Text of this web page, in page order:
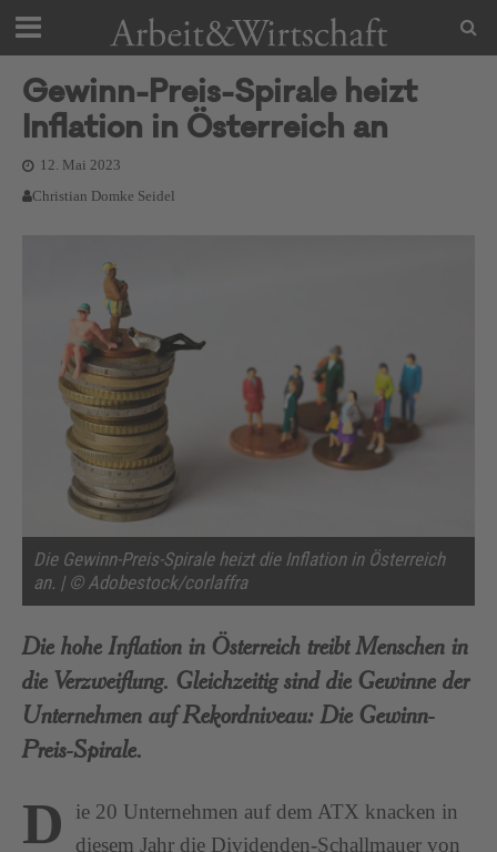
Gewinn-Preis-Spirale heizt
Inflation in Österreich an
12. Mai 2023
Christian Domke Seidel
Die Gewinn-Preis-Spirale heizt die Inflation in Österreich
an. | © Adobestock/corlaffra
Die hohe Inflation in Österreich treibt Menschen in
die Verzweiflung. Gleichzeitig sind die Gewinne der
Unternehmen auf Rekordniveau: Die Gewinn-
Preis-Spirale.
D
ie 20 Unternehmen auf dem ATX knacken in
diesem Jahr die Dividenden-Schallmauer von